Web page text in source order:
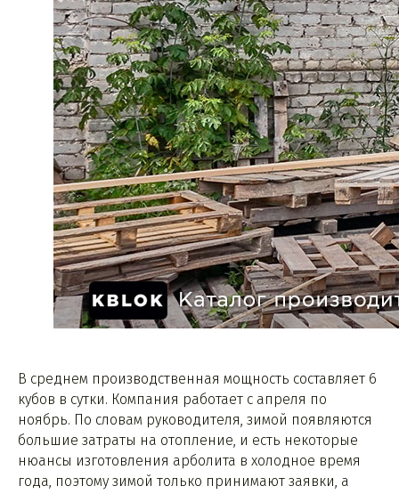
В среднем производственная мощность составляет 6
кубов в сутки. Компания работает с апреля по
ноябрь. По словам руководителя, зимой появляются
большие затраты на отопление, и есть некоторые
нюансы изготовления арболита в холодное время
года, поэтому зимой только принимают заявки, а